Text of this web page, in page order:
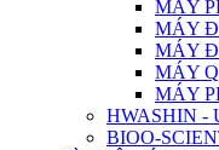
MÁY
MÁY
MÁY
MÁY
MÁY
HWASHIN -
BIOO-